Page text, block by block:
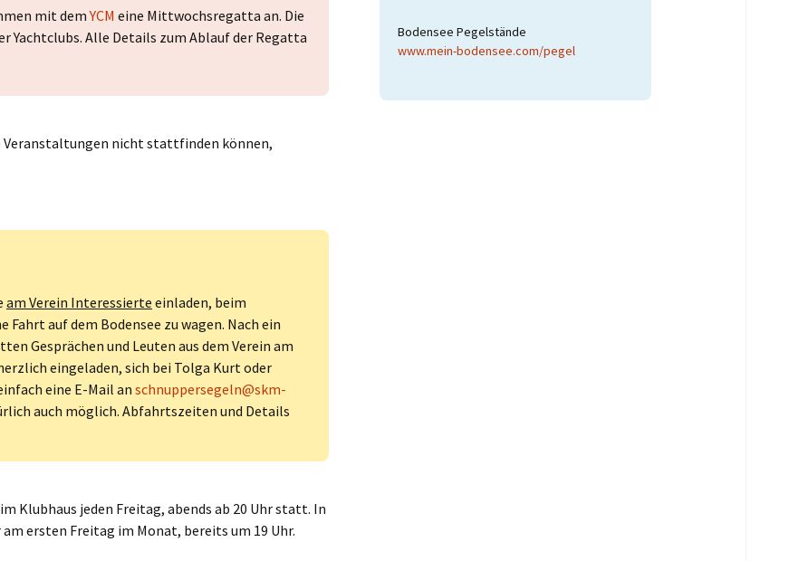
mit demYCM eine Mittwochsregatta an. Die
Yachtclubs. Alle Details zum Ablauf der Regatta
Veranstaltungen nicht stattfinden können,
am Verein Interessierte einladen, beim
auf dem Bodensee zu wagen. Nach ein
Gesprächen und Leuten aus dem Verein am
eingeladen, sich bei Tolga Kurt oder
eine E-Mail anschnuppersegeln@skm-
auch möglich. Abfahrtszeiten und Details
Klubhaus jeden Freitag, abends ab 20 Uhr statt. In
ersten Freitag im Monat, bereits um 19 Uhr.
Bodensee Pegelstände
www.mein-bodensee.com/pegel